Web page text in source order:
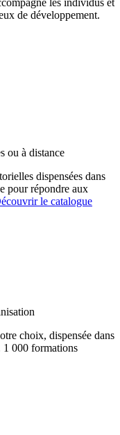
les individus et
de développement.
ou à distance
dispensées dans
pour répondre aux
le catalogue
choix, dispensée dans
1 000 formations